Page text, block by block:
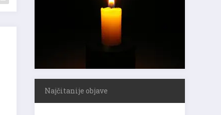
Najčitanije objave